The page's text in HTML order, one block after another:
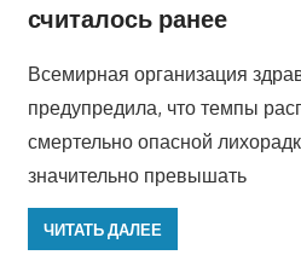
считалось ранее
Всемирная организация
предупредила, что темпы
смертельно опасной
значительно превышать
ЧИТАТЬ ДАЛЕЕ